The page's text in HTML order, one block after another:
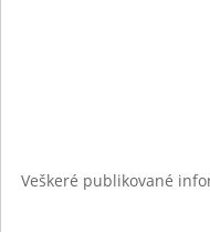
Veškeré publikované